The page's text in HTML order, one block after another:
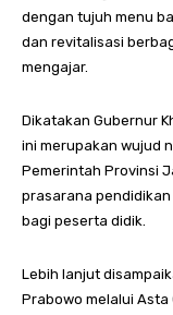
dengan tujuh menu
dan revitalisasi
mengajar.
Dikatakan Gubernur
ini merupakan wujud
Pemerintah Provinsi
prasarana
bagi peserta didik.
Lebih lanjut
Prabowo melalui